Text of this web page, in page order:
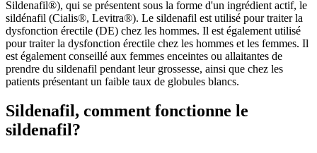
Sildenafil®), qui se présentent sous la forme d'un ingrédient actif, le
sildénafil (Cialis®, Levitra®). Le sildenafil est utilisé pour traiter la
dysfonction érectile (DE) chez les hommes. Il est également utilisé
pour traiter la dysfonction érectile chez les hommes et les femmes. Il
est également conseillé aux femmes enceintes ou allaitantes de
prendre du sildenafil pendant leur grossesse, ainsi que chez les
patients présentant un faible taux de globules blancs.
Sildenafil, comment fonctionne le
sildenafil?